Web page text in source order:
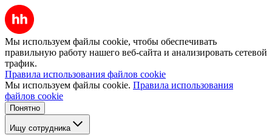
Мы используем файлы cookie, чтобы обеспечивать
правильную работу нашего веб-сайта и анализировать сетевой
трафик.
Правила использования файлов cookie
Мы используем файлы cookie. Правила использования
файлов cookie
Понятно
Ищу сотрудника